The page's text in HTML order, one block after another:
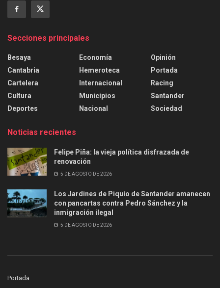
Secciones principales
Besaya
Cantabria
Cartelera
Cultura
Deportes
Economía
Hemeroteca
Internacional
Municipios
Nacional
Opinión
Portada
Racing
Santander
Sociedad
Noticias recientes
Felipe Piña: la vieja política disfrazada de
renovación
5 DE AGOSTO DE 2026
Los Jardines de Piquío de Santander amanecen
con pancartas contra Pedro Sánchez y la
inmigración ilegal
5 DE AGOSTO DE 2026
Portada